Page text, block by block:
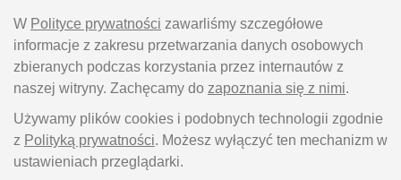
W Polityce prywatności zawarliśmy szczegółowe
informacje z zakresu przetwarzania danych osobowych
zbieranych podczas korzystania przez internautów z
naszej witryny. Zachęcamy do zapoznania się z nimi.
Używamy plików cookies i podobnych technologii zgodnie
z Polityką prywatności. Możesz wyłączyć ten mechanizm w
ustawieniach przeglądarki.